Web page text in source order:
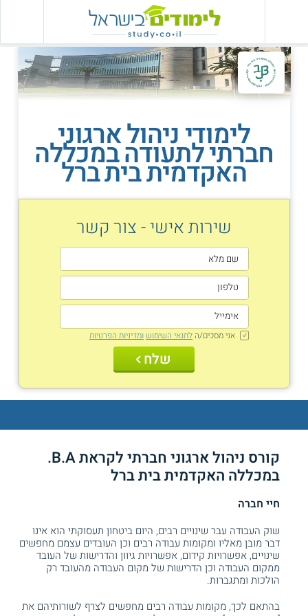
לימודי ניהול ארגוני
חברתי לתעודה במכללה
האקדמית בית ברל
שירות אישי - צור קשר
אני מסכים/ה לתנאי השימוש ומדיניות הפרטיות
שלח
קורס ניהול ארגוני חברתי לקראת B.A.
במכללה האקדמית בית ברל
חיי חברה
שוק העבודה עבר שינויים רבים, היום ביטחון תעסוקתי הוא אינו
דבר מובן מאליו ומקומות עבודה רבים וכן העובדים עצמם מחפשים
שינויים, אפשרויות קידום, אפשרויות גיוון והדרישות של העובד
ממקום העבודה וכן הדרישות של מקום העבודה מהעובד רק
הולכות ומתגברות.
בהתאם לכך, מקומות עבודה רבים מחפשים לצרף לשורותיהם את